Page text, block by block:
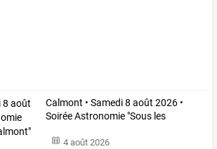
Calmont • Samedi8 août 2026 •
SoiréeAstronomie "Sous les
4 août 2026